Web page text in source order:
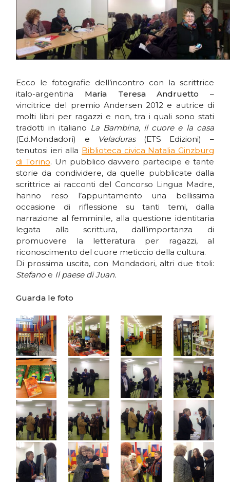
Ecco le fotografie dell’incontro con la scrittrice
italo-argentina Maria Teresa Andruetto –
vincitrice del premio Andersen 2012 e autrice di
molti libri per ragazzi e non, tra i quali sono stati
tradotti in italiano La Bambina, il cuore e la casa
(Ed.Mondadori) e
Veladuras(ETS Edizioni) –
tenutosi ieri alla Biblioteca civica Natalia Ginzburg
di Torino. Un pubblico davvero partecipe e tante
storie da condividere, da quelle pubblicate dalla
scrittrice ai racconti del Concorso Lingua Madre,
hanno reso l’appuntamento una bellissima
occasione di riflessione su tanti temi, dalla
narrazione al femminile, alla questione identitaria
legata alla scrittura, dall’importanza di
promuovere la letteratura per ragazzi, al
riconoscimento del cuore meticcio della cultura.
Di prossima uscita, con Mondadori, altri due titoli:
Stefano e Il paese di Juan.
Guarda le foto